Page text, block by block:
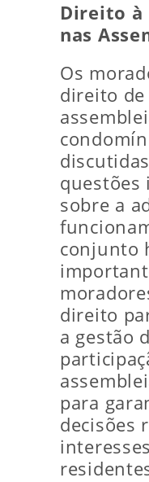
Direito à
nas
Os
direito
questões
sobre a
conjunto
direito
a gestão
para
decisões